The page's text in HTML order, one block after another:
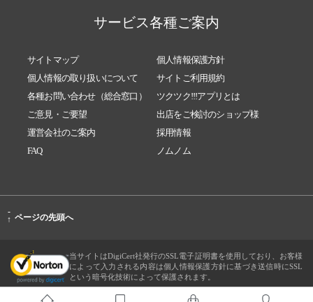
サービス各種ご案内
サイトマップ
個人情報保護方針
個人情報の取り扱いについて
サイトご利用規約
各種お問い合わせ（総合窓口）
ツクツク!!!アプリとは
ご意見・ご要望
出店をご検討のショップ様
運営会社のご案内
採用情報
FAQ
ノムノム
-
↑ ページの先頭へ
当サイトはDigiCert社発行のSSL電子証明書を使用しており、お客様
によって入力される内容は個人情報保護方針に基づき送信時にSSL
という暗号化技術によって保護されます。